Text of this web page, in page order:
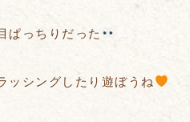
ぱっちりだった
ッシングしたり遊ぼうね